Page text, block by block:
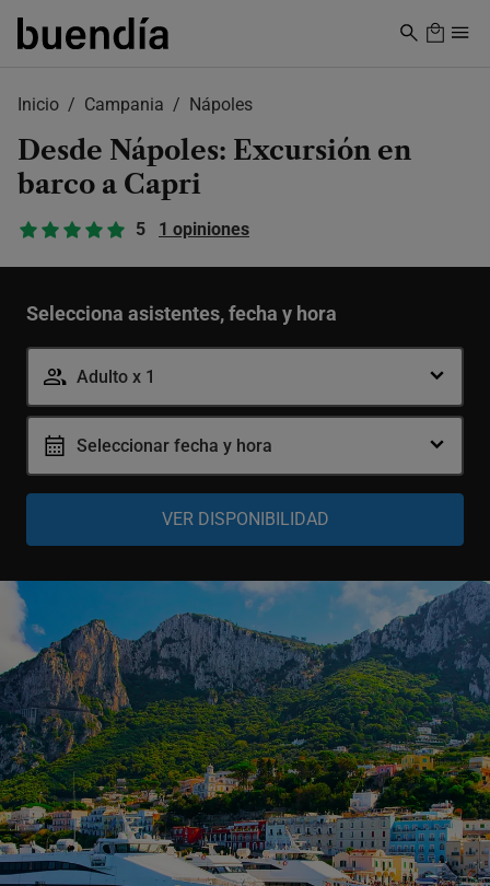
Skip
Inicio Campania Nápoles
Desde Nápoles: Excursión en
barco a Capri
5 1 opiniones
Selecciona asistentes, fecha y hora
Adulto x 1
Niño
3-6 años - +
Bebé
0-2 años - +
Seleccionar fecha y hora